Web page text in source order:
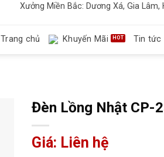
Xưởng Miền Bắc: Dương Xá, Gia Lâm,
Trang chủ Khuyến Mãi Tin tức
Đèn Lồng Nhật CP-
Giá: Liên hệ